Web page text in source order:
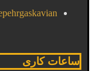
ساعات کاری